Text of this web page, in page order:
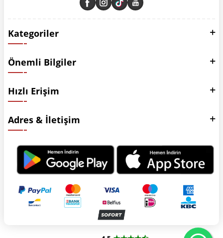
Kategoriler
Önemli Bilgiler
Hızlı Erişim
Adres & İletişim